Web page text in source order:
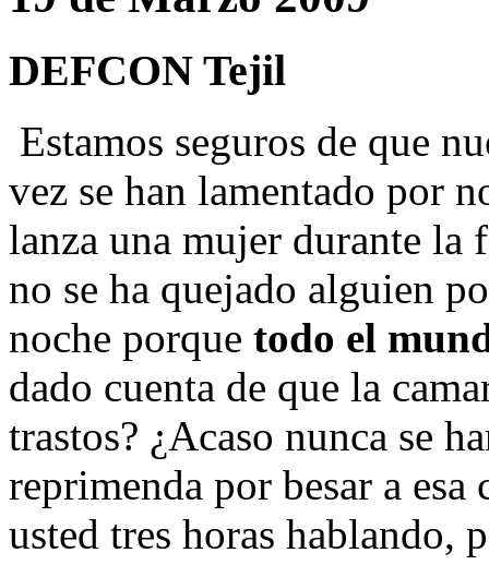
DEFCON Tejil
Estamos seguros de que
vez se han lamentado por
lanza una mujer durante la
no se ha quejado alguien
noche porque todo el
dado cuenta de que la
trastos? ¿Acaso nunca se
reprimenda por besar a
usted tres horas hablando,